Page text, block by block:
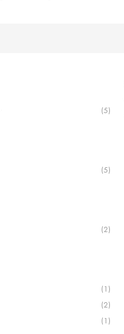
(5)
(5)
(2)
(1)
(2)
(1)